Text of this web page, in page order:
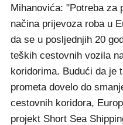
Mihanovića: "Potreba za
načina prijevoza roba u
da se u posljednjih 20
teških cestovnih vozila
koridorima. Budući da je
prometa dovelo do
cestovnih koridora,
projekt Short Sea